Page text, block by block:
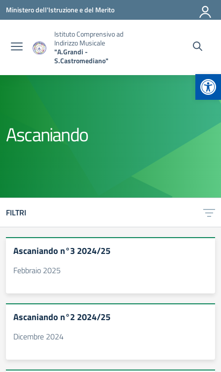
Vai ai contenuti
Vai al menu di navigazione
Vai al footer
Ministero dell'Istruzione e del Merito
Istituto Comprensivo ad
Indirizzo Musicale
"A.Grandi -
S.Castromediano"
Ascaniando
FILTRI
Ascaniando n°3 2024/25
Febbraio 2025
Ascaniando n°2 2024/25
Dicembre 2024